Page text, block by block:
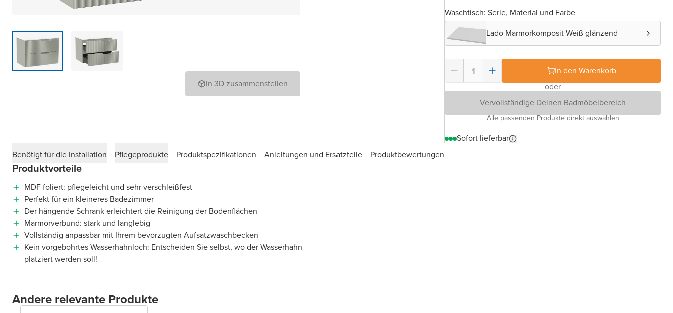
In 3D zusammenstellen
Waschtisch: Serie, Material und Farbe
Lado Marmorkomposit Weiß glänzend
In den Warenkorb
oder
Vervollständige Deinen Badmöbelbereich
Alle passenden Produkte direkt auswählen
Sofort lieferbar
Benötigt für die Installation
Pflegeprodukte Produktspezifikationen Anleitungen und Ersatzteile Produktbewertungen
Produktvorteile
MDF foliert: pflegeleicht und sehr verschleißfest
Perfekt für ein kleineres Badezimmer
Der hängende Schrank erleichtert die Reinigung der Bodenflächen
Marmorverbund: stark und langlebig
Vollständig anpassbar mit Ihrem bevorzugten Aufsatzwaschbecken
Kein vorgebohrtes Wasserhahnloch: Entscheiden Sie selbst, wo der Wasserhahn
platziert werden soll!
Andere relevante Produkte